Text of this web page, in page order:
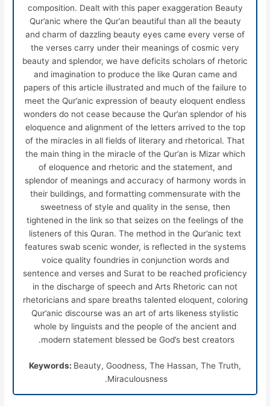
composition. Dealt with this paper exaggeration Beauty
Qur’anic where the Qur’an beautiful than all the beauty
and charm of dazzling beauty eyes came every verse of
the verses carry under their meanings of cosmic very
beauty and splendor, we have deficits scholars of rhetoric
and imagination to produce the like Quran came and
papers of this article illustrated and much of the failure to
meet the Qur’anic expression of beauty eloquent endless
wonders do not cease because the Qur’an splendor of his
eloquence and alignment of the letters arrived to the top
of the miracles in all fields of literary and rhetorical. That
the main thing in the miracle of the Qur’an is Mizar which
of eloquence and rhetoric and the statement, and
splendor of meanings and accuracy of harmony words in
their buildings, and formatting commensurate with the
sweetness of style and quality in the sense, then
tightened in the link so that seizes on the feelings of the
listeners of this Quran. The method in the Qur’anic text
features swab scenic wonder, is reflected in the systems
voice quality foundries in conjunction words and
sentence and verses and Surat to be reached proficiency
in the discharge of speech and Arts Rhetoric can not
rhetoricians and spare breaths talented eloquent, coloring
Qur’anic discourse was an art of arts likeness stylistic
whole by linguists and the people of the ancient and
modern statement blessed be God’s best creators.
Keywords: Beauty, Goodness, The Hassan, The Truth,
Miraculousness.